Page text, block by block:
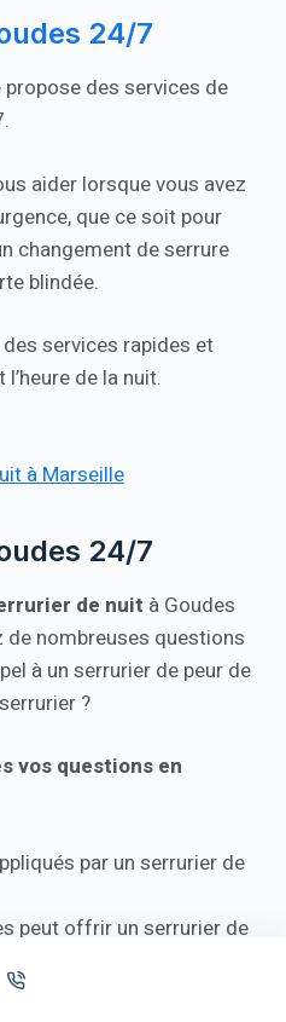
24/7
des services de
aider lorsque vous avez
que ce soit pour
changement de serrure
blindée.
services rapides et
de la nuit.
à Marseille
24/7
de nuit à Goudes
de nombreuses questions
à un serrurier de peur de
?
vos questions en
par un serrurier de
peut offrir un serrurier de
d’un serrurier